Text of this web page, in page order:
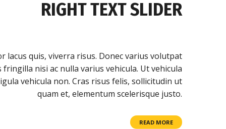
RIGHT TEXT SLIDER
lacus quis, viverra risus. Donec varius volutpat
fringilla nisi ac nulla varius vehicula. Ut vehicula
vehicula non. Cras risus felis, sollicitudin ut
quam et, elementum scelerisque justo.
READ MORE